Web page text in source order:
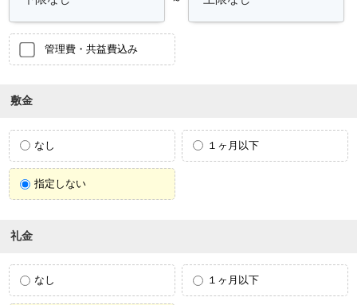
管理費・共益費込み
敷金
なし １ヶ月以下
指定しない
礼金
なし １ヶ月以下